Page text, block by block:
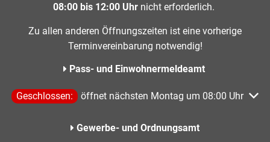
08:00 bis 12:00 Uhr nicht erforderlich.
Zu allen anderen Öffnungszeiten ist eine vorherige
Terminvereinbarung notwendig!
Pass- und Einwohnermeldeamt
Klicken, um weitere Öffnungs- oder Schließzeiten
Geschlossen: öffnet nächsten Montag um 08:00 Uhr
Gewerbe- und Ordnungsamt